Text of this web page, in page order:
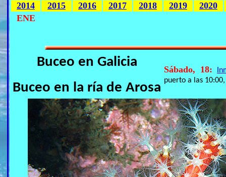
2014 2015 2016 2017 2018 2019
2020
ENE
Buceo en Galicia
Buceo en la ría de Arosa
Sábado, 18:
puerto a las